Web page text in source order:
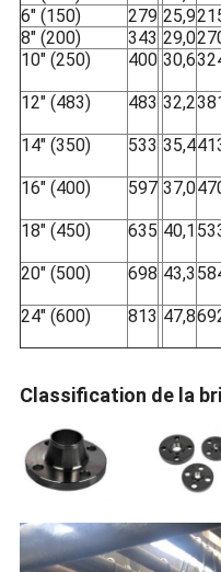
6" (150)
279 25,9
8" (200)
343 29,0
10" (250)
400 30,6
12" (483) 483 32,2
14" (350) 533 35,4
16" (400) 597 37,0
18" (450) 635 40,1
20" (500) 698 43,3
24" (600) 813 47,8
Classification de la